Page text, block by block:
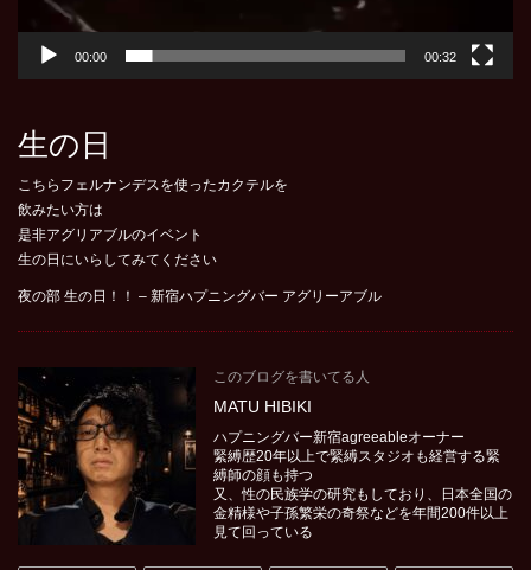
00:00 00:32
生の日
こちらフェルナンデスを使ったカクテルを
飲みたい方は
是非アグリアブルのイベント
生の日にいらしてみてください
夜の部 生の日！！ – 新宿ハプニングバー アグリーアブル
このブログを書いてる人
MATU HIBIKI
ハプニングバー新宿agreeableオーナー
緊縛歴20年以上で緊縛スタジオも経営する緊
縛師の顔も持つ
又、性の民族学の研究もしており、日本全国の
金精様や子孫繁栄の奇祭などを年間200件以上
見て回っている